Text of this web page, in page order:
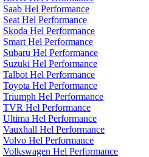
Saab Hel Performance
Seat Hel Performance
Skoda Hel Performance
Smart Hel Performance
Subaru Hel Performance
Suzuki Hel Performance
Talbot Hel Performance
Toyota Hel Performance
Triumph Hel Performance
TVR Hel Performance
Ultima Hel Performance
Vauxhall Hel Performance
Volvo Hel Performance
Volkswagen Hel Performance